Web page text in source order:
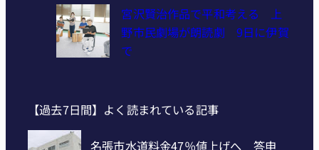
宮沢賢治作品で平和考える 上
野市民劇場が朗読劇 9日に伊賀
で
【過去7日間】よく読まれている記事